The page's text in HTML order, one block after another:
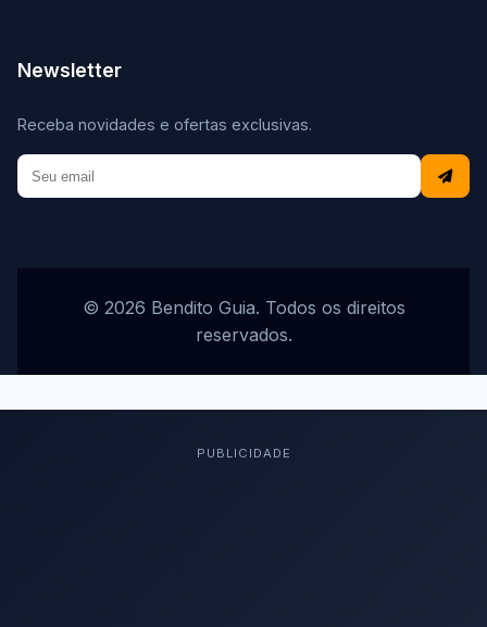
Newsletter
Receba novidades e ofertas exclusivas.
© 2026 Bendito Guia. Todos os direitos
reservados.